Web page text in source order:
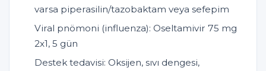
varsa piperasilin/tazobaktam veya sefepim
Viral pnömoni (influenza): Oseltamivir 75 mg
2x1, 5 gün
Destek tedavisi: Oksijen, sıvı dengesi,